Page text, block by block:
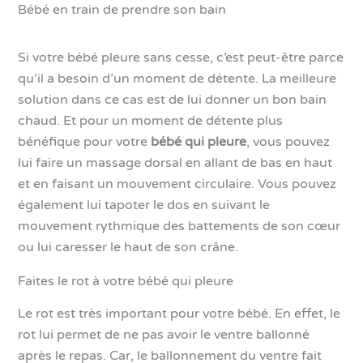
Bébé en train de prendre son bain
Si votre bébé pleure sans cesse, c’est peut-être parce
qu’il a besoin d’un moment de détente. La meilleure
solution dans ce cas est de lui donner un bon bain
chaud. Et pour un moment de détente plus
bénéfique pour votre bébé qui pleure, vous pouvez
lui faire un massage dorsal en allant de bas en haut
et en faisant un mouvement circulaire. Vous pouvez
également lui tapoter le dos en suivant le
mouvement rythmique des battements de son cœur
ou lui caresser le haut de son crâne.
Faites le rot à votre bébé qui pleure
Le rot est très important pour votre bébé. En effet, le
rot lui permet de ne pas avoir le ventre ballonné
après le repas. Car, le ballonnement du ventre fait